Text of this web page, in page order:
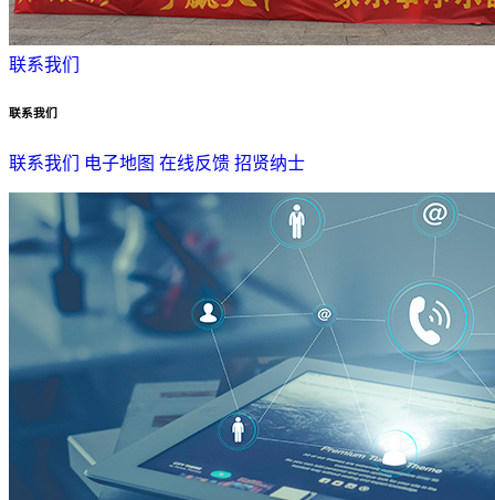
联系我们
联系我们
联系我们 电子地图 在线反馈 招贤纳士